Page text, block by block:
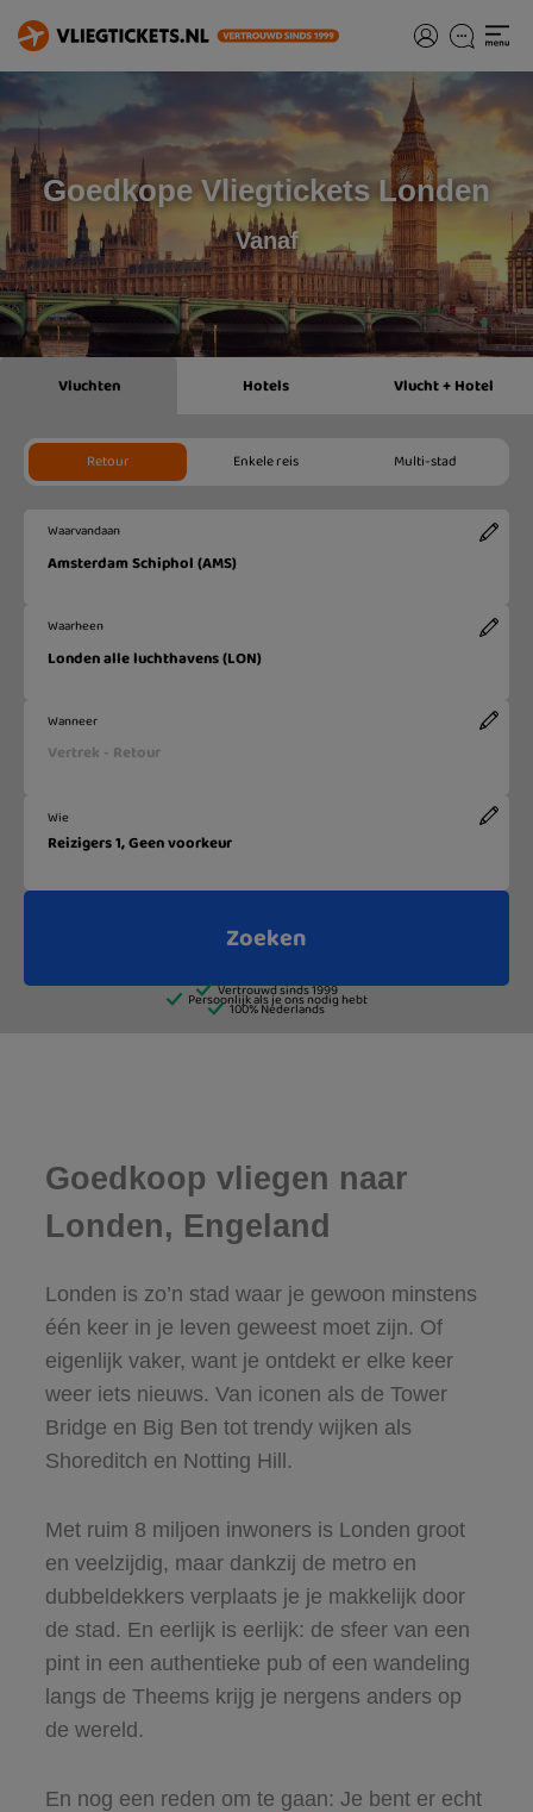
Goedkope Vliegtickets Londen
Vanaf
Goedkoop vliegen naar
Londen, Engeland
Londen is zo’n stad waar je gewoon minstens
één keer in je leven geweest moet zijn. Of
eigenlijk vaker, want je ontdekt er elke keer
weer iets nieuws. Van iconen als de Tower
Bridge en Big Ben tot trendy wijken als
Shoreditch en Notting Hill.
Met ruim 8 miljoen inwoners is Londen groot
en veelzijdig, maar dankzij de metro en
dubbeldekkers verplaats je je makkelijk door
de stad. En eerlijk is eerlijk: de sfeer van een
pint in een authentieke pub of een wandeling
langs de Theems krijg je nergens anders op
de wereld.
En nog een reden om te gaan: Je bent er echt